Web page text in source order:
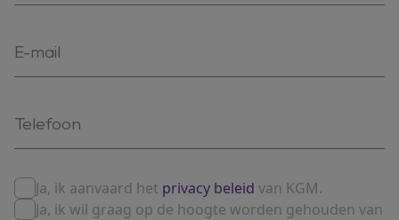
Ja, ik aanvaard het privacy beleid van KGM.
Ja, ik wil graag op de hoogte worden gehouden van